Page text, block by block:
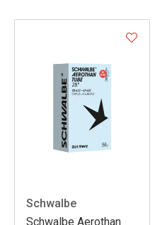
Schwalbe
Schwalbe Aerothan